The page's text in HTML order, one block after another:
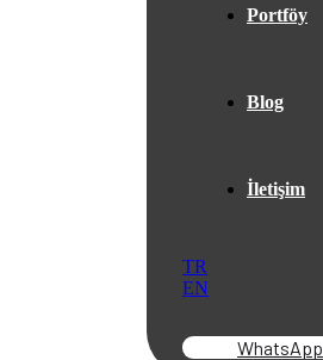
Portföy
Blog
İletişim
TR
EN
WhatsApp